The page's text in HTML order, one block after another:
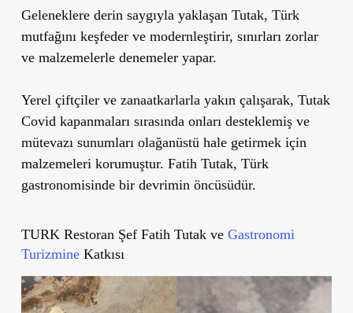
Geleneklere derin saygıyla yaklaşan Tutak, Türk
mutfağını keşfeder ve modernleştirir, sınırları zorlar
ve malzemelerle denemeler yapar.
Yerel çiftçiler ve zanaatkarlarla yakın çalışarak, Tutak
Covid kapanmaları sırasında onları desteklemiş ve
mütevazı sunumları olağanüstü hale getirmek için
malzemeleri korumuştur. Fatih Tutak, Türk
gastronomisinde bir devrimin öncüsüdür.
TURK Restoran Şef Fatih Tutak ve Gastronomi
TurizmineKatkısı